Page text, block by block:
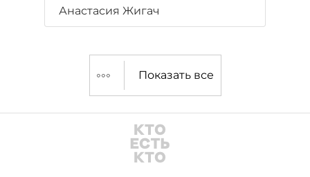
"Мята". Сумма сделки
оценивается игроками рынка
усилит позиции
предпринимателя на рынке
интернет–продвижения.
Анастасия Жигач
Показать все